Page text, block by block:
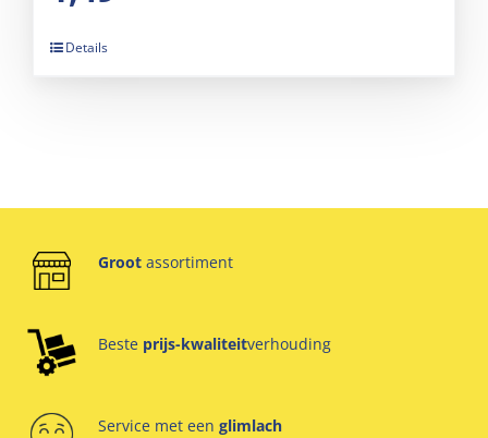
Details
Groot assortiment
Beste prijs-kwaliteitverhouding
Service met een glimlach